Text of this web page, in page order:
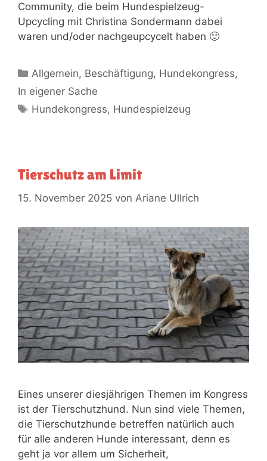
Community, die beim Hunde­spiel­zeug-
Upcycling mit Christina Sondermann dabei
waren und/oder nachgeupcycelt haben 🙂
Allgemein, Beschäftigung, Hundekongress,
In eigener Sache
Hundekongress, Hundespielzeug
Tierschutz am Limit
15. November 2025 von Ariane Ullrich
Eines unserer diesjährigen Themen im Kongress
ist der Tierschutzhund. Nun sind viele Themen,
die Tierschutzhunde betreffen natürlich auch
für alle anderen Hunde interessant, denn es
geht ja vor allem um Sicherheit,